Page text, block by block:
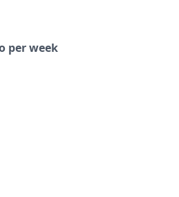
per week